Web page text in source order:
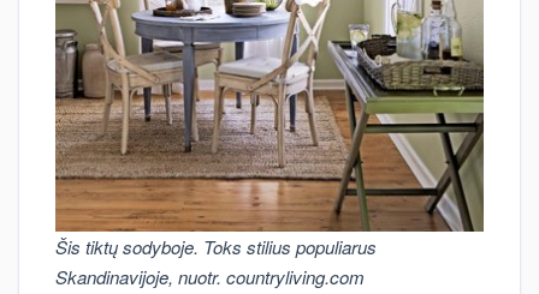
Šis tiktų sodyboje. Toks stilius populiarus
Skandinavijoje, nuotr. countryliving.com